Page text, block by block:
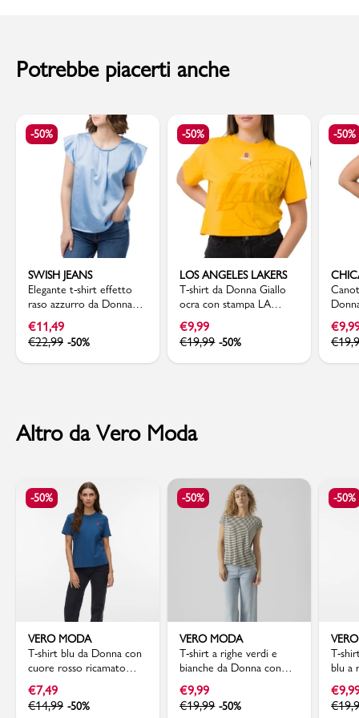
Potrebbe piacerti anche
-50%
SWISH JEANS
Elegante t-shirt effetto
raso azzurro da Donna
Swish Jeans
€11,49
€22,99 -50%
-50%
LOS ANGELES LAKERS
T-shirt da Donna Giallo
ocra con stampa LA
Lakers NBA
€9,99
€19,99 -50%
-50%
NBA
€
€
Altro da Vero Moda
-50%
VERO MODA
T-shirt blu da Donna con
cuore rosso ricamato
Vero Moda
€7,49
€14,99 -50%
-50%
VERO MODA
T-shirt a righe verdi e
bianche da Donna con
girocollo Vero Moda
€9,99
€19,99 -50%
-50%
T-
blu a
€
€